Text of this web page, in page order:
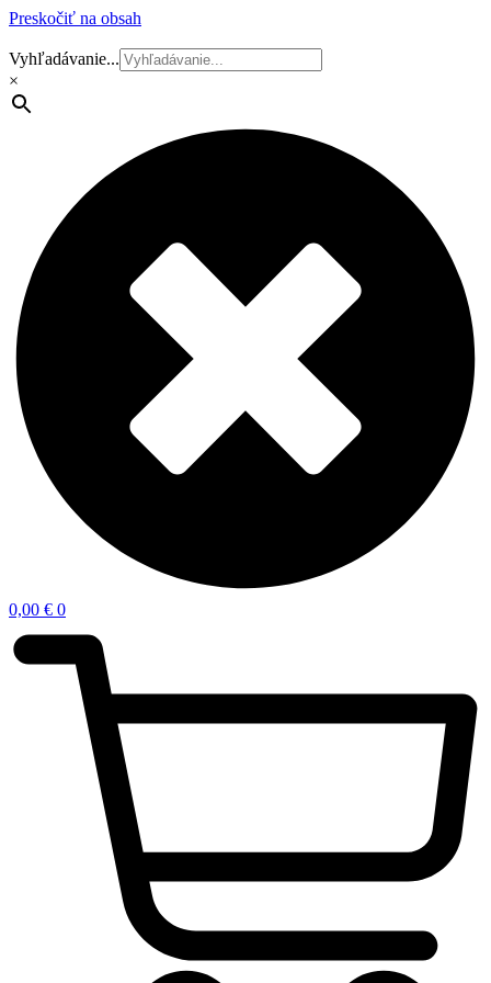
Preskočiť na obsah
Vyhľadávanie...
×
0,00 € 0